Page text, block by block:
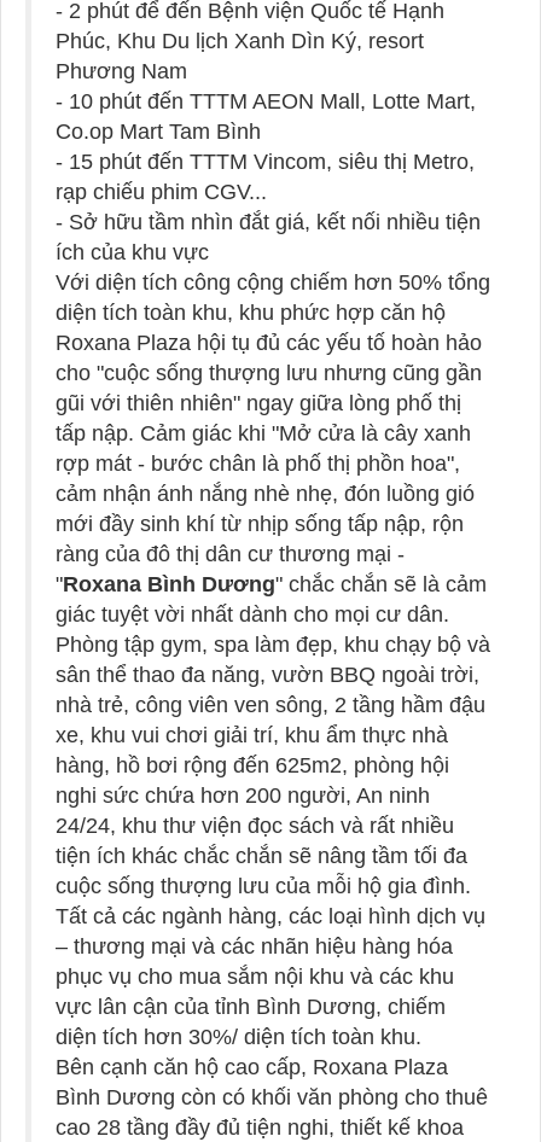
- 2 phút để đến Bệnh viện Quốc tế Hạnh
Phúc, Khu Du lịch Xanh Dìn Ký, resort
Phương Nam
- 10 phút đến TTTM AEON Mall, Lotte Mart,
Co.op Mart Tam Bình
- 15 phút đến TTTM Vincom, siêu thị Metro,
rạp chiếu phim CGV...
- Sở hữu tầm nhìn đắt giá, kết nối nhiều tiện
ích của khu vực
Với diện tích công cộng chiếm hơn 50% tổng
diện tích toàn khu, khu phức hợp căn hộ
Roxana Plaza hội tụ đủ các yếu tố hoàn hảo
cho "cuộc sống thượng lưu nhưng cũng gần
gũi với thiên nhiên" ngay giữa lòng phố thị
tấp nập. Cảm giác khi "Mở cửa là cây xanh
rợp mát - bước chân là phố thị phồn hoa",
cảm nhận ánh nắng nhè nhẹ, đón luồng gió
mới đầy sinh khí từ nhịp sống tấp nập, rộn
ràng của đô thị dân cư thương mại -
"Roxana Bình Dương" chắc chắn sẽ là cảm
giác tuyệt vời nhất dành cho mọi cư dân.
Phòng tập gym, spa làm đẹp, khu chạy bộ và
sân thể thao đa năng, vườn BBQ ngoài trời,
nhà trẻ, công viên ven sông, 2 tầng hầm đậu
xe, khu vui chơi giải trí, khu ẩm thực nhà
hàng, hồ bơi rộng đến 625m2, phòng hội
nghi sức chứa hơn 200 người, An ninh
24/24, khu thư viện đọc sách và rất nhiều
tiện ích khác chắc chắn sẽ nâng tầm tối đa
cuộc sống thượng lưu của mỗi hộ gia đình.
Tất cả các ngành hàng, các loại hình dịch vụ
– thương mại và các nhãn hiệu hàng hóa
phục vụ cho mua sắm nội khu và các khu
vực lân cận của tỉnh Bình Dương, chiếm
diện tích hơn 30%/ diện tích toàn khu.
Bên cạnh căn hộ cao cấp, Roxana Plaza
Bình Dương còn có khối văn phòng cho thuê
cao 28 tầng đầy đủ tiện nghi, thiết kế khoa